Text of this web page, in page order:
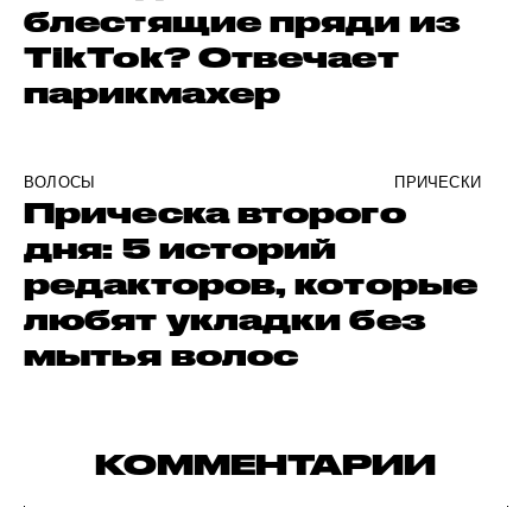
блестящие пряди из
TikTok? Отвечает
парикмахер
ВОЛОСЫ ПРИЧЕСКИ
Прическа второго
дня: 5 историй
редакторов, которые
любят укладки без
мытья волос
КОММЕНТАРИИ